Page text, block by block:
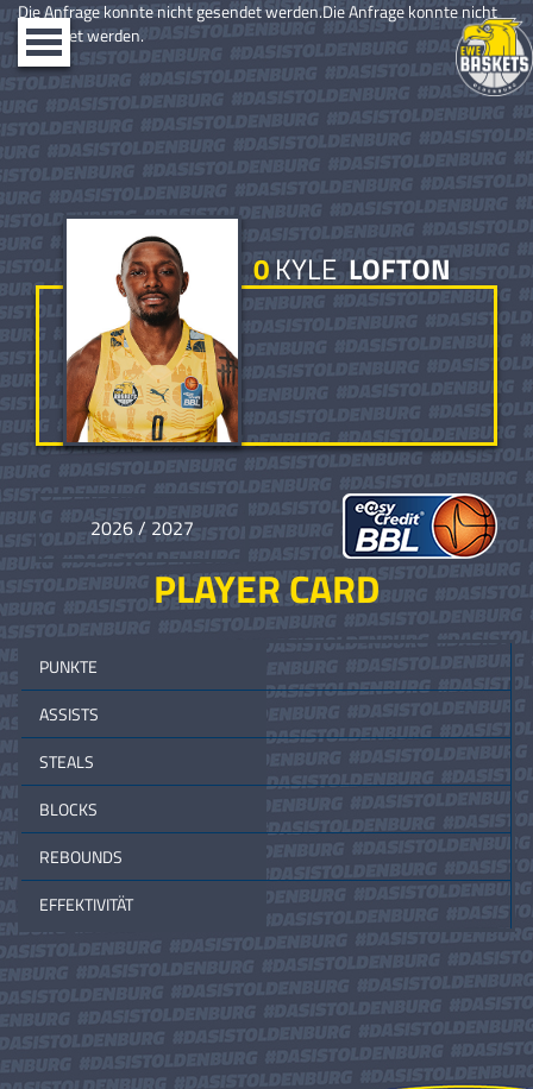
Toggle
navigation
Die Anfrage konnte nicht gesendet werden.Die Anfrage konnte nicht
gesendet werden.
0KYLELOFTON
2026 / 2027
PLAYER CARD
PUNKTE
ASSISTS
STEALS
BLOCKS
REBOUNDS
EFFEKTIVITÄT